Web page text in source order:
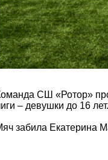
СШ «Ротор»
– девушки до 16
забила Екатерина